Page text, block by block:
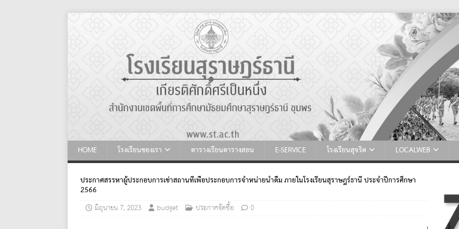
HOME โรงเรียนของเรา ตารางเรียนตารางสอน E-SERVICE โรงเรียนสุจริต LOCALWEB
ประกาศสรรหาผู้ประกอบการเช่าสถานที่เพื่อประกอบการจำหน่ายน้ำดื่ม ภายในโรงเรียนสุราษฎร์ธานี ประจำปีการศึกษา
2566
มิถุนายน 7, 2023
budget ประกาศจัดซื้อ 0